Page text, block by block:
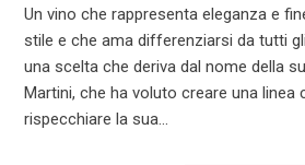
Un vino che rappresenta eleganza e
stile e che ama differenziarsi da tutti
una scelta che deriva dal nome della
Martini, che ha voluto creare una linea
rispecchiare la sua...